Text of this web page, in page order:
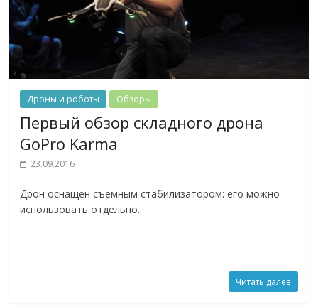
Дроны и роботы Обзоры
Первый обзор складного дрона
GoPro Karma
23.09.2016
Дрон оснащен съемным стабилизатором: его можно
использовать отдельно.
Читать далее